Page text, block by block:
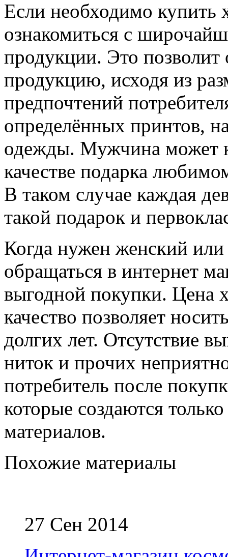
Если необходимо купить
ознакомиться с
продукции. Это позволит
продукцию, исходя из
предпочтений
определённых принтов,
одежды. Мужчина может
качестве подарка
В таком случае каждая
такой подарок и
Когда нужен женский или
обращаться в интернет
выгодной покупки. Цена
качество позволяет
долгих лет. Отсутствие
ниток и прочих
потребитель после
которые создаются
материалов.
Похожие материалы
27 Сен 2014